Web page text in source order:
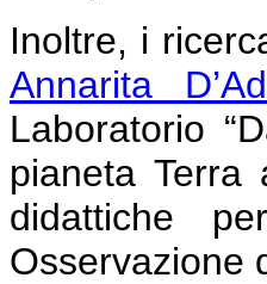
Inoltre, i
Annarita
Laboratorio
pianeta Terra
didattiche
Osservazione